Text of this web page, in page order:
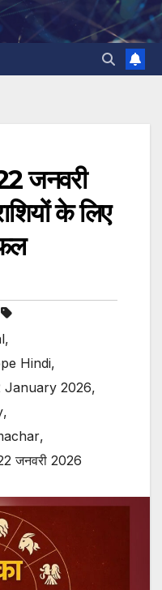
जनवरी
के लिए
,
Hindi,
January 2026,
,
,
जनवरी 2026